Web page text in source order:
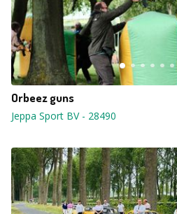
Orbeez guns
Jeppa Sport BV- 28490